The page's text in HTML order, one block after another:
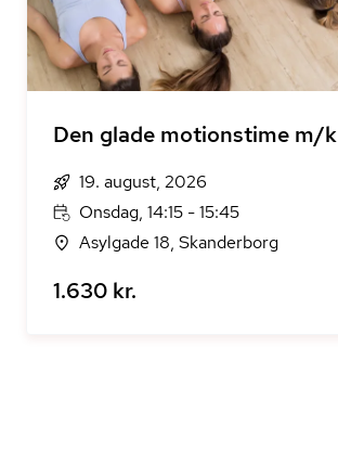
Den glade motionstime m/k
19. august, 2026
Onsdag, 14:15 - 15:45
Asylgade 18, Skanderborg
1.630 kr.